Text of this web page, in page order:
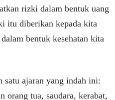
rizki dalam bentuk uang
itu diberikan kepada kita
bentuk kesehatan kita
satu ajaran yang indah ini:
orang tua, saudara, kerabat,